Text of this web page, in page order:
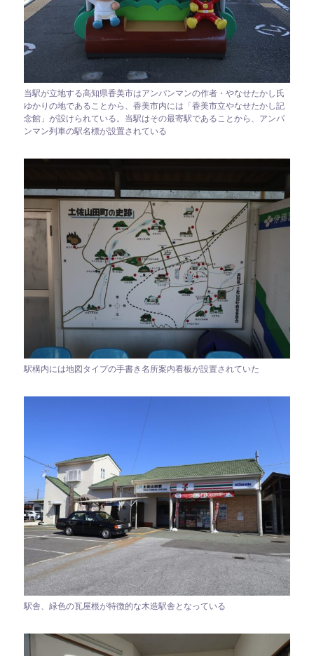
当駅が立地する高知県香美市はアンパンマンの作者・やなせたかし氏
ゆかりの地であることから、香美市内には「香美市立やなせたかし記
念館」が設けられている。当駅はその最寄駅であることから、アンパ
ンマン列車の駅名標が設置されている
駅構内には地図タイプの手書き名所案内看板が設置されていた
駅舎、緑色の瓦屋根が特徴的な木造駅舎となっている